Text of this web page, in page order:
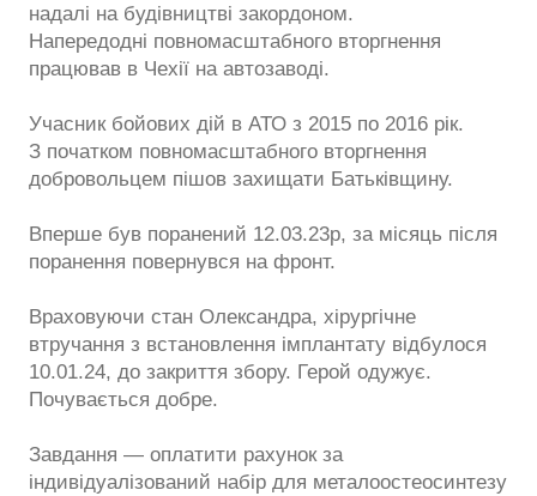
надалі на будівництві закордоном.
Напередодні повномасштабного вторгнення
працював в Чехії на автозаводі.
Учасник бойових дій в АТО з 2015 по 2016 рік.
З початком повномасштабного вторгнення
добровольцем пішов захищати Батьківщину.
Вперше був поранений 12.03.23р, за місяць після
поранення повернувся на фронт.
Враховуючи стан Олександра, хірургічне
втручання з встановлення імплантату відбулося
10.01.24, до закриття збору. Герой одужує.
Почувається добре.
Завдання — оплатити рахунок за
індивідуалізований набір для металоостеосинтезу